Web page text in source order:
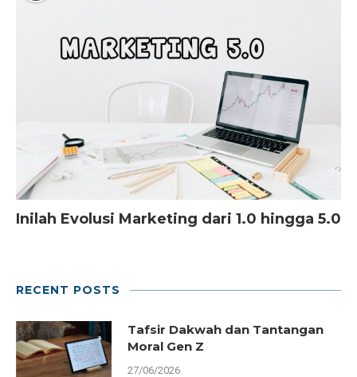
Inilah Evolusi Marketing dari 1.0 hingga 5.0
RECENT POSTS
Tafsir Dakwah dan Tantangan
Moral Gen Z
27/06/2026